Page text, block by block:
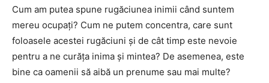
Cum am putea spune rugăciunea inimii când suntem
mereu ocupați? Cum ne putem concentra, care sunt
foloasele acestei rugăciuni și de cât timp este nevoie
pentru a ne curăța inima și mintea? De asemenea, este
bine ca oamenii să aibă un prenume sau mai multe?